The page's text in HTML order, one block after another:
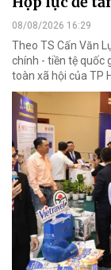
08/08/2026 16:29
Theo TS Cấn Văn
chính - tiền tệ quốc
toàn xã hội của TP